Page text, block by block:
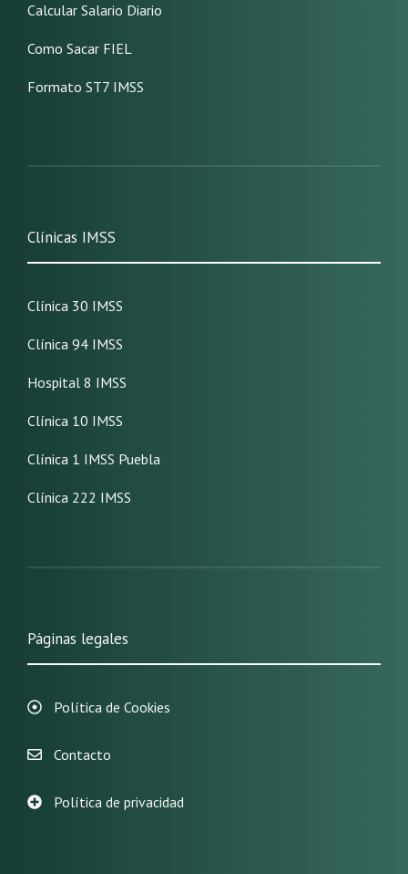
Calcular Salario Diario
Como Sacar FIEL
Formato ST7 IMSS
Clínicas IMSS
Clínica 30 IMSS
Clínica 94 IMSS
Hospital 8 IMSS
Clínica 10 IMSS
Clínica 1 IMSS Puebla
Clínica 222 IMSS
Páginas legales
Política de Cookies
Contacto
Política de privacidad